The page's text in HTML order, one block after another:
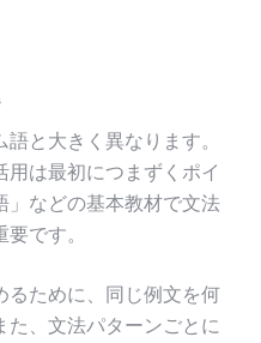
と大きく異なります。
は最初につまずくポイ
」などの基本教材で文法
です。
るために、同じ例文を何
た、文法パターンごとに